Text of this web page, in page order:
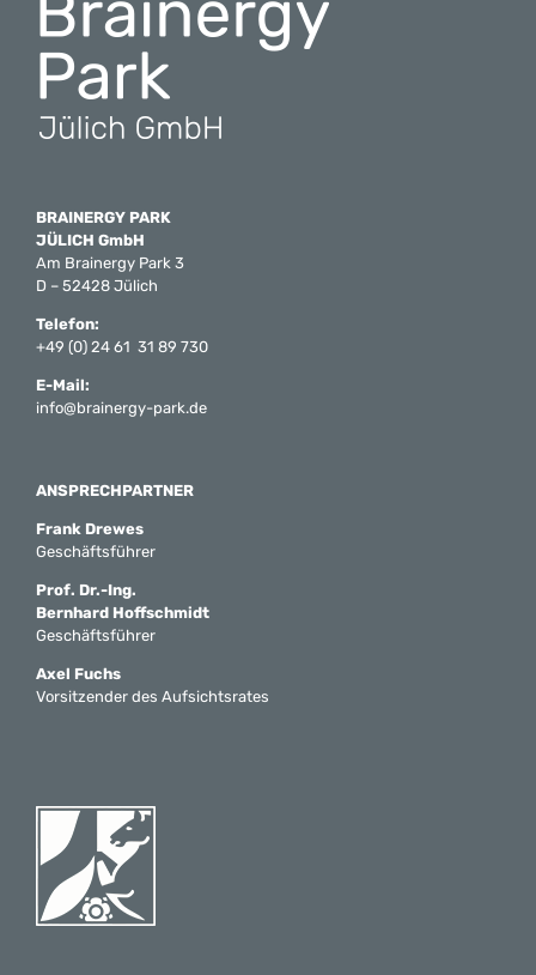
BRAINERGY PARK
JÜLICH GmbH
Am Brainergy Park 3
D – 52428 Jülich
Telefon:
+49 (0) 24 61 31 89 730
E-Mail:
info@brainergy-park.de
ANSPRECHPARTNER
Frank Drewes
Geschäftsführer
Prof. Dr.-Ing.
Bernhard Hoffschmidt
Geschäftsführer
Axel Fuchs
Vorsitzender des Aufsichtsrates